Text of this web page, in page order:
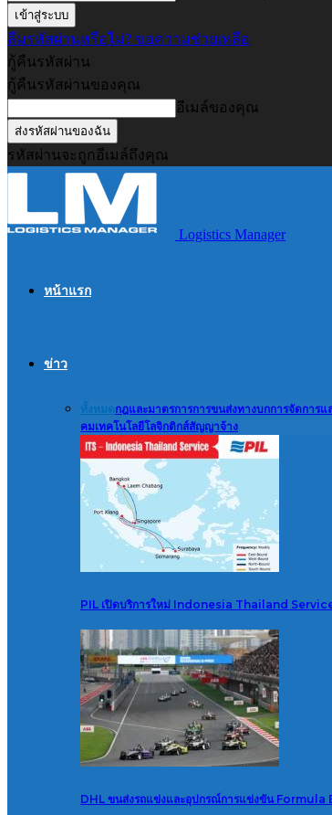
ลืมรหัสผ่านหรือไม่? ขอความช่วยเหลือ
กู้คืนรหัสผ่าน
กู้คืนรหัสผ่านของคุณ
อีเมล์ของคุณ
รหัสผ่านจะถูกอีเมล์ถึงคุณ
Logistics Manager
หน้าแรก
ข่าว
ทั้งหมดกฎและมาตรการการขนส่งทางบกการจัดการแ
คมเทคโนโลยีโลจิกติกส์สัญญาจ้าง
PIL เปิดบริการใหม่ Indonesia Thailand Service
DHL ขนส่งรถแข่งและอุปกรณ์การแข่งขัน Formula